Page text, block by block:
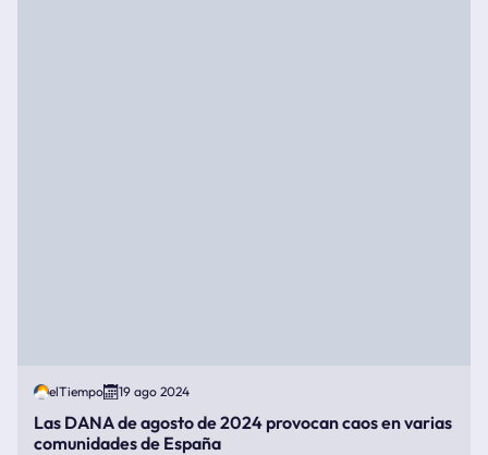
elTiempo 19 ago 2024
Las DANA de agosto de 2024 provocan caos en varias
comunidades de España